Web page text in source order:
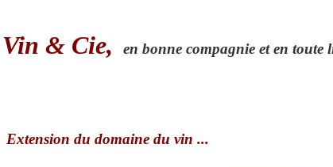
Vin & Cie, en bonne compagnie et en toute
Extension du domaine du vin ...